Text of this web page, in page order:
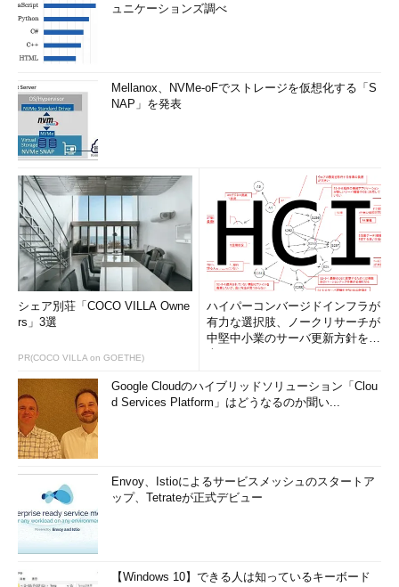
ュニケーションズ調べ
Mellanox、NVMe-oFでストレージを仮想化する「S
NAP」を発表
シェア別荘「COCO VILLA Owne
rs」3選
PR(COCO VILLA on GOETHE)
ハイパーコンバージドインフラが
有力な選択肢、ノークリサーチが
中堅中小業のサーバ更新方針を調
Google Cloudのハイブリッドソリューション「Clou
d Services Platform」はどうなるのか聞い...
Envoy、Istioによるサービスメッシュのスタートア
ップ、Tetrateが正式デビュー
【Windows 10】できる人は知っているキーボード